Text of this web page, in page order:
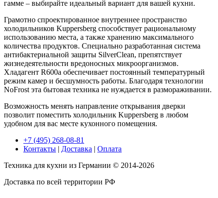
гамме – выбирайте идеальный вариант для вашей кухни.
Грамотно спроектированное внутреннее пространство
холодильников Kuppersberg способствует рациональному
использованию места, а также хранению максимального
количества продуктов. Специально разработанная система
антибактериальной защиты SilverClean, препятствует
жизнедеятельности вредоносных микроорганизмов.
Хладагент R600a обеспечивает постоянный температурный
режим камер и бесшумность работы. Благодаря технологии
NoFrost эта бытовая техника не нуждается в размораживании.
Возможность менять направление открывания дверки
позволит поместить холодильник Kuppersberg в любом
удобном для вас месте кухонного помещения.
+7 (495) 268-08-81
Контакты | Доставка | Оплата
Техника для кухни из Германии © 2014-2026
Доставка по всей территории РФ